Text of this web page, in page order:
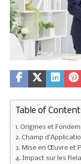
Table of
Origines et
Champ
Mise en Œuvre et
Impact sur les